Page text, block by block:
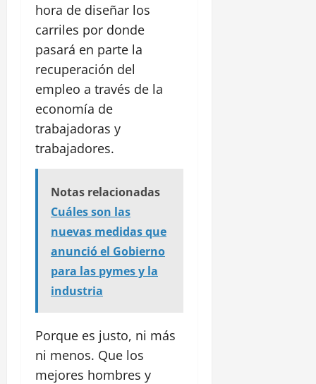
hora de diseñar los
carriles por donde
pasará en parte la
recuperación del
empleo a través de la
economía de
trabajadoras y
trabajadores.
Notas relacionadas
Cuáles son las
nuevas medidas que
anunció el Gobierno
para las pymes y la
industria
Porque es justo, ni más
ni menos. Que los
mejores hombres y